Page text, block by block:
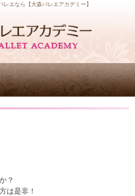
エなら【大森バレエアカデミー】
？
は是非！